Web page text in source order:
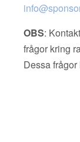
OBS:
frågor kring
Dessa frågor